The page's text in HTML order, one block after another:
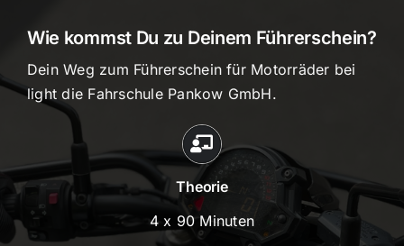
Wie kommst Du zu Deinem Führerschein?
Dein Weg zum Führerschein für Motorräder bei
light die Fahrschule Pankow GmbH.
Theorie
4 x 90 Minuten